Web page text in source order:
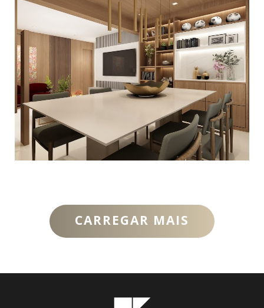
DECORAÇÃO MODERNA PARA
APARTAMENTO EM PINHEIROS
Apartamentos,Decoração Residencial
CARREGAR MAIS